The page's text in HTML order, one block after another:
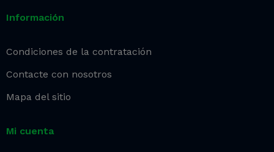
Información
Condiciones de la contratación
Contacte con nosotros
Mapa del sitio
Mi cuenta